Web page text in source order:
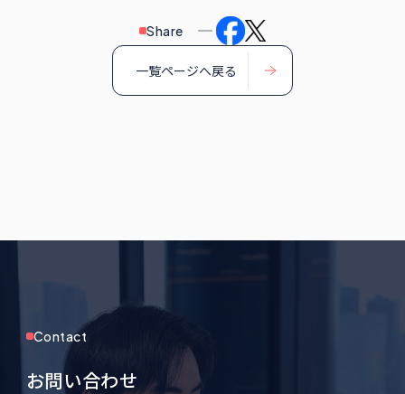
Share
一覧ページへ戻る
Contact
お問い合わせ